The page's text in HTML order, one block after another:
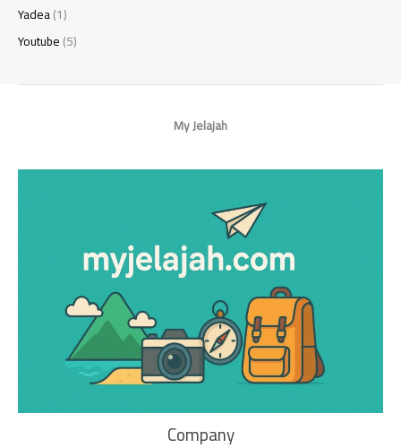
Yadea(1)
Youtube(5)
My Jelajah
Company